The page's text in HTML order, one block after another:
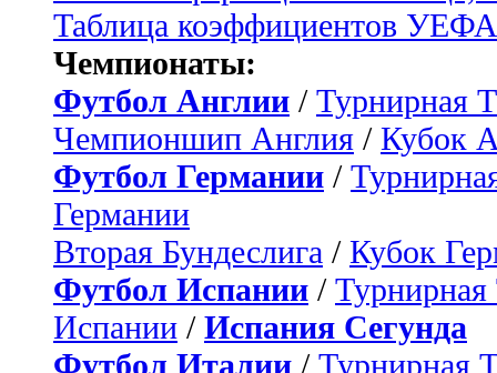
Таблица коэффициентов УЕФА
Чемпионаты:
Футбол Англии / Турнирная
Чемпионшип Англия / Кубок
Футбол Германии /
Германии
Вторая Бундеслига / Кубок
Футбол Испании / Турнирная
Испании / Испания Сегунда
Футбол Италии / Турнирная